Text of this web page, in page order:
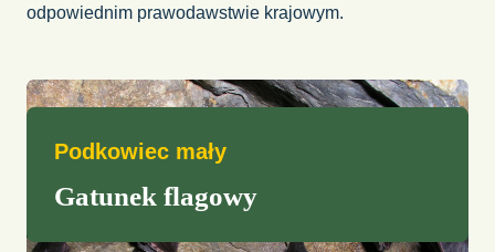
odpowiednim prawodawstwie krajowym.
Podkowiec mały
Gatunek flagowy